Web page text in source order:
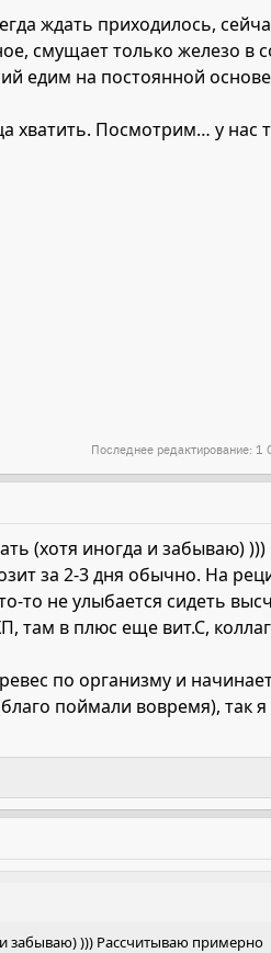
вижу).
есть. А ремиссию держать
тоже особо не заметила. Но
ждать приходилось,
смущает только железо в
едим на постоянной
хватить. Посмотрим… у нас
Последнее редактирование: 1
(хотя иногда и забываю) )))
за 2-3 дня обычно. На
то не улыбается сидеть
там в плюс еще вит.С,
по организму и
поймали вовремя), так я
и забываю) ))) Рассчитываю примерно